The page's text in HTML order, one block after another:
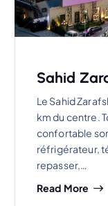
Sahid
Le Sahid
km du centre.
confortable
réfrigérateur,
repasser,…
Read More